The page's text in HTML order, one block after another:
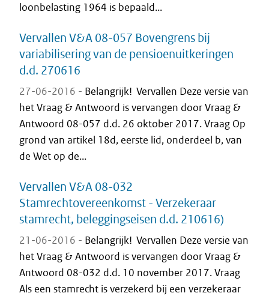
loonbelasting 1964 is bepaald...
Vervallen V&A 08-057 Bovengrens bij
variabilisering van de pensioenuitkeringen
d.d. 270616
27-06-2016 - Belangrijk! Vervallen Deze versie van
het Vraag & Antwoord is vervangen door Vraag &
Antwoord 08-057 d.d. 26 oktober 2017. Vraag Op
grond van artikel 18d, eerste lid, onderdeel b, van
de Wet op de...
Vervallen V&A 08-032
Stamrechtovereenkomst - Verzekeraar
stamrecht, beleggingseisen d.d. 210616)
21-06-2016 - Belangrijk! Vervallen Deze versie van
het Vraag & Antwoord is vervangen door Vraag &
Antwoord 08-032 d.d. 10 november 2017. Vraag
Als een stamrecht is verzekerd bij een verzekeraar